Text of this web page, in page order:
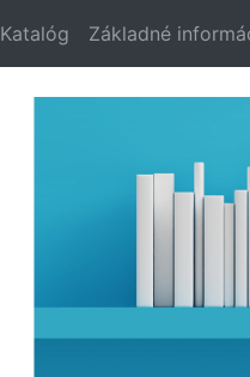
Katalóg Základné